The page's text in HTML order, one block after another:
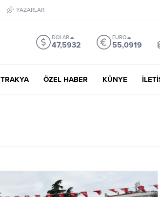
YAZARLAR
DOLAR
47,5932
EURO
55,0919
TRAKYA ÖZEL HABER KÜNYE